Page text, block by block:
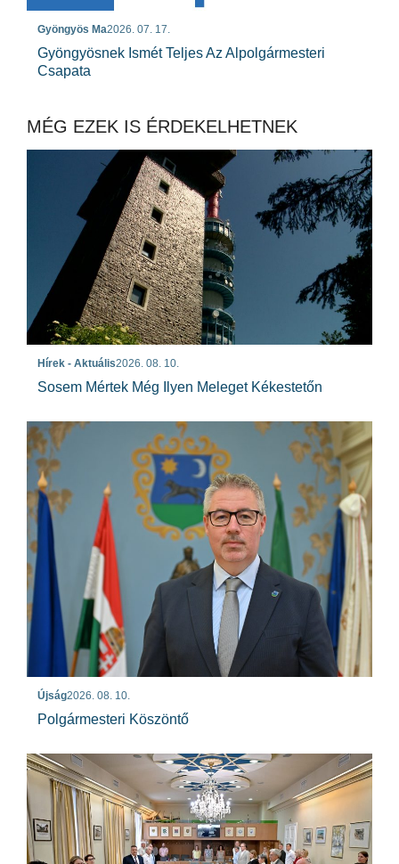
Gyöngyös Ma2026. 07. 17.
Gyöngyösnek Ismét Teljes Az Alpolgármesteri
Csapata
MÉG EZEK IS ÉRDEKELHETNEK
Hírek - Aktuális2026. 08. 10.
Sosem Mértek Még Ilyen Meleget Kékestetőn
Újság2026. 08. 10.
Polgármesteri Köszöntő